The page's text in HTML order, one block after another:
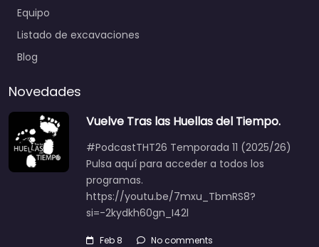
Equipo
Listado de excavaciones
Blog
Novedades
Vuelve Tras las Huellas del Tiempo.
#PodcastTHT26 Temporada 11 (2025/26)
Pulsa aquí para acceder a todos los
programas.
https://youtu.be/7mxu_TbmRS8?
si=-2kydkh60gn_I42l
Feb 8 No comments